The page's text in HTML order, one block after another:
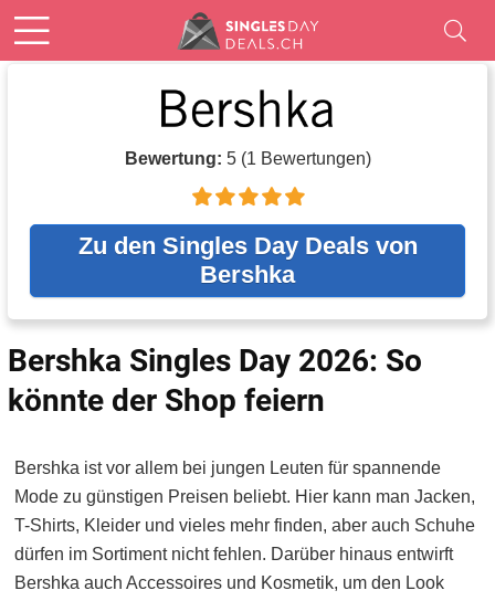
Bewertung: 5 (1 Bewertungen)
Zu den Singles Day Deals von
Bershka
Bershka Singles Day 2026: So
könnte der Shop feiern
Bershka ist vor allem bei jungen Leuten für spannende
Mode zu günstigen Preisen beliebt. Hier kann man Jacken,
T-Shirts, Kleider und vieles mehr finden, aber auch Schuhe
dürfen im Sortiment nicht fehlen. Darüber hinaus entwirft
Bershka auch Accessoires und Kosmetik, um den Look